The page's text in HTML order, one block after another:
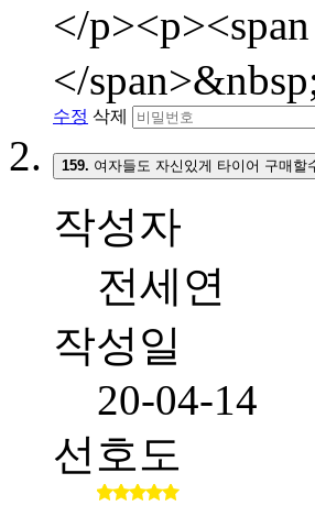
</
</
수정 삭제
159. 여자들도 자신있게 타이어 구매할
작성자
전세연
작성일
20-04-14
선호도